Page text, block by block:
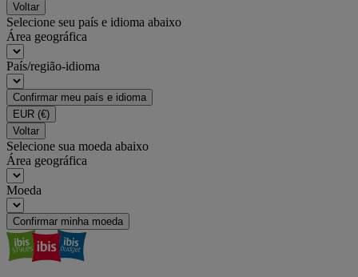
Voltar
Selecione seu país e idioma abaixo
Área geográfica
País/região-idioma
Confirmar meu país e idioma
EUR (€)
Voltar
Selecione sua moeda abaixo
Área geográfica
Moeda
Confirmar minha moeda